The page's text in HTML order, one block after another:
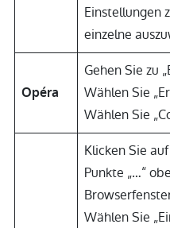
Einstellungen
einzelne
Opéra
Gehen Sie zu
Wählen Sie
Wählen Sie
Klicken Sie
Punkte „…“
Wählen Sie